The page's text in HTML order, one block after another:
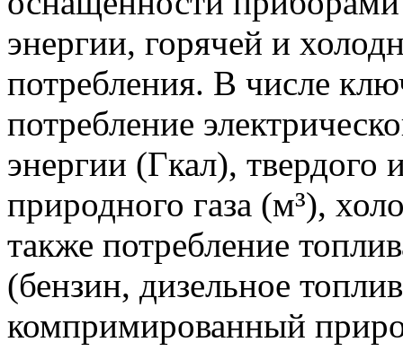
энергии, горячей и
потребления. В числе
потребление
энергии (Гкал),
природного газа (м³),
также потребление
(бензин, дизельное
компримированный